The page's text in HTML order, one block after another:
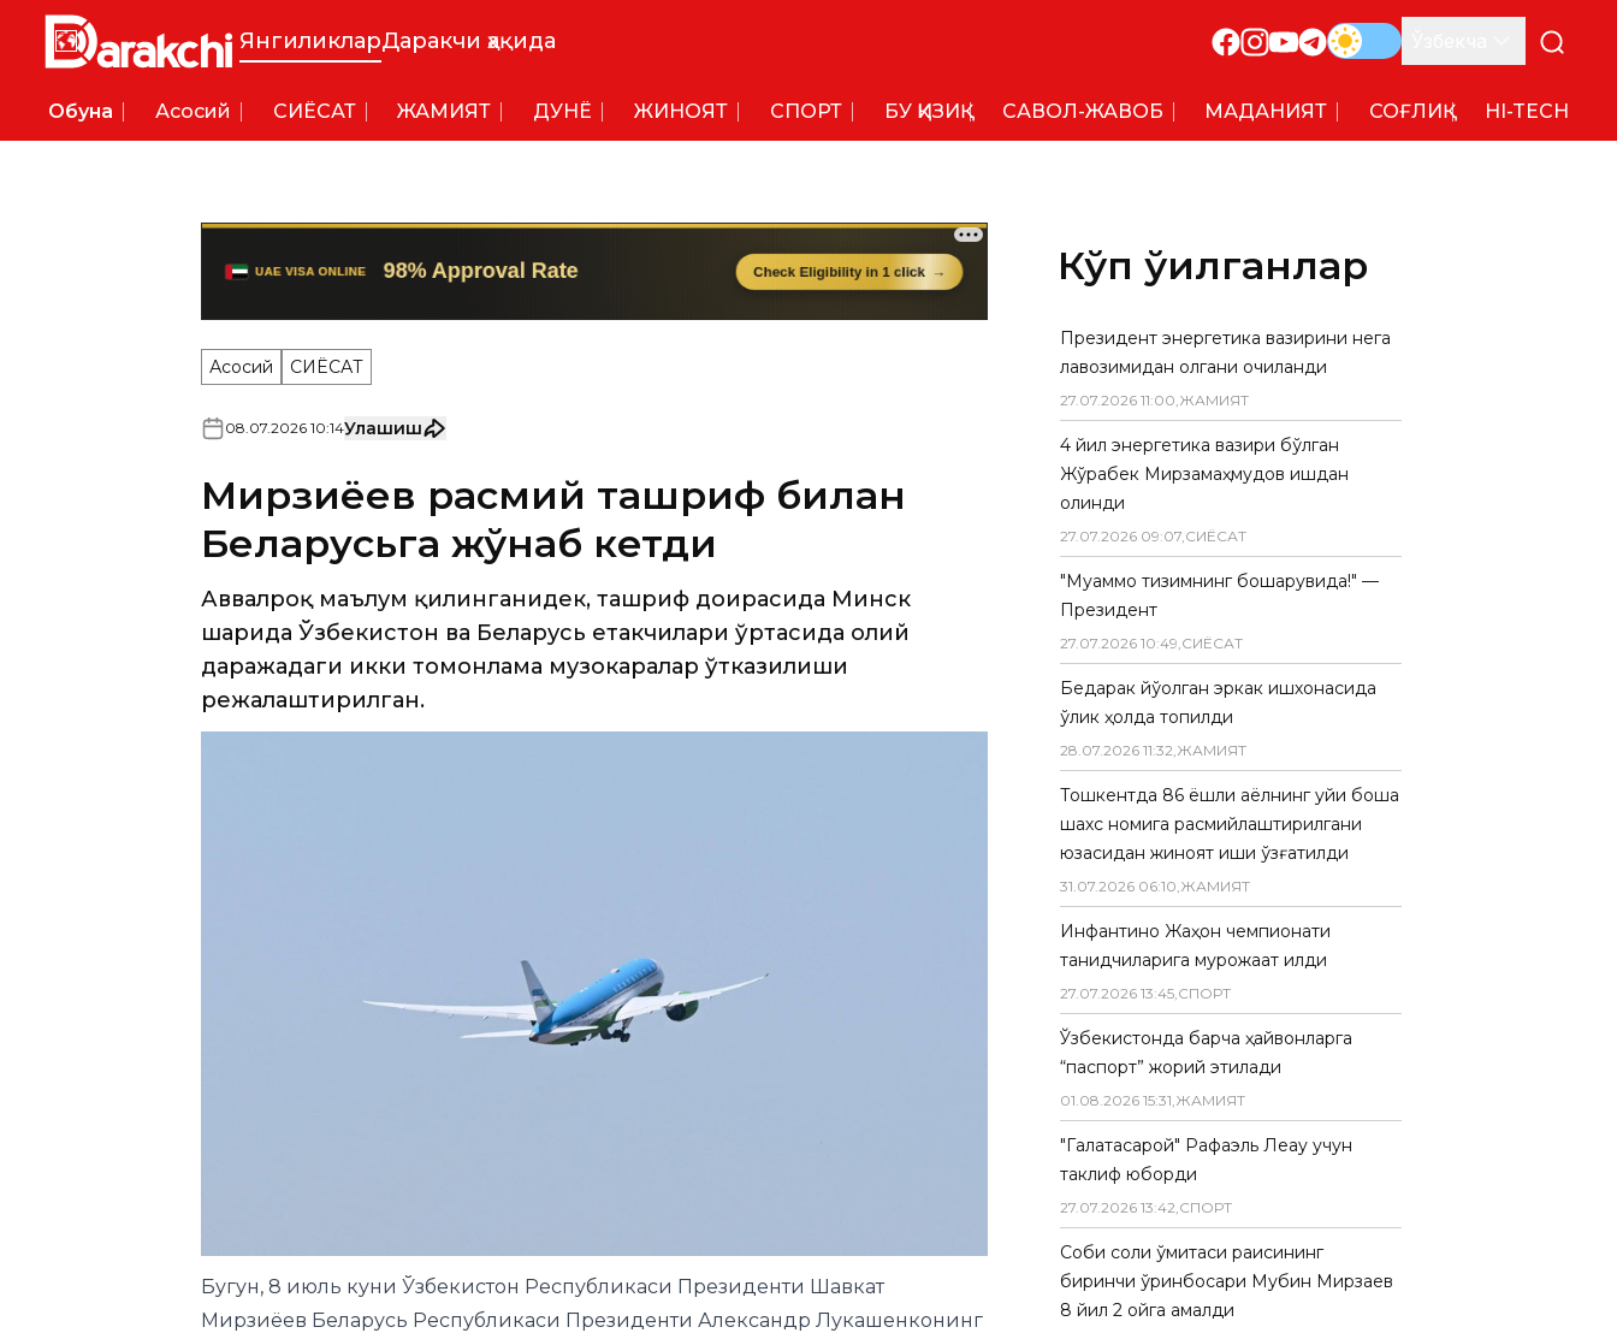
ЯнгиликларДаракчи ҳақида
Обуна Асосий СИËСАТ ЖАМИЯТ ДУНË ЖИНОЯТ СПОРТ БУ ҚИЗИҚ САВОЛ-ЖАВОБ МАДАНИЯТ СОҒЛИҚ HI-TECH
Асосий СИËСАТ
08 07 2026 10:14Улашиш
Мирзиёев расмий ташриф билан
Беларусьга жўнаб кетди
Аввалроқ маълум қилинганидек, ташриф доирасида Минск
шаҳрида Ўзбекистон ва Беларусь етакчилари ўртасида олий
даражадаги икки томонлама музокаралар ўтказилиши
режалаштирилган.
Бугун, 8 июль куни Ўзбекистон Республикаси Президенти Шавкат
Мирзиёев Беларусь Республикаси Президенти Александр Лукашенконинг
Кўп ўқилганлар
Президент энергетика вазирини нега
лавозимидан олгани очиқланди
27.07.2026 11:00,ЖАМИЯТ
4 йил энергетика вазири бўлган
Жўрабек Мирзамаҳмудов ишдан
олинди
27.07.2026 09:07,СИËСАТ
"Муаммо тизимнинг бошқарувида!" —
Президент
27.07.2026 10:49,СИËСАТ
Бедарак йўқолган эркак ишхонасида
ўлик ҳолда топилди
28.07.2026 11:32,ЖАМИЯТ
Тошкентда 86 ёшли аёлнинг уйи бошқа
шахс номига расмийлаштирилгани
юзасидан жиноят иши қўзғатилди
31.07.2026 06:10,ЖАМИЯТ
Инфантино Жаҳон чемпионати
танқидчиларига мурожаат қилди
27.07.2026 13:45,СПОРТ
Ўзбекистонда барча ҳайвонларга
“паспорт” жорий этилади
01.08.2026 15:31,ЖАМИЯТ
"Галатасарой" Рафаэль Леау учун
таклиф юборди
27.07.2026 13:42,СПОРТ
Собиқ солиқ қўмитаси раисининг
биринчи ўринбосари Мубин Мирзаев
8 йил 2 ойга қамалди